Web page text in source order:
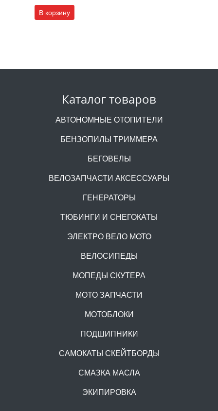
В корзину
Каталог товаров
АВТОНОМНЫЕ ОТОПИТЕЛИ
БЕНЗОПИЛЫ ТРИММЕРА
БЕГОВЕЛЫ
ВЕЛОЗАПЧАСТИ АКСЕССУАРЫ
ГЕНЕРАТОРЫ
ТЮБИНГИ И СНЕГОКАТЫ
ЭЛЕКТРО ВЕЛО MOTO
ВЕЛОСИПЕДЫ
МОПЕДЫ СКУТЕРА
МОТО ЗАПЧАСТИ
МОТОБЛОКИ
ПОДШИПНИКИ
САМОКАТЫ СКЕЙТБОРДЫ
СМАЗКА МАСЛА
ЭКИПИРОВКА